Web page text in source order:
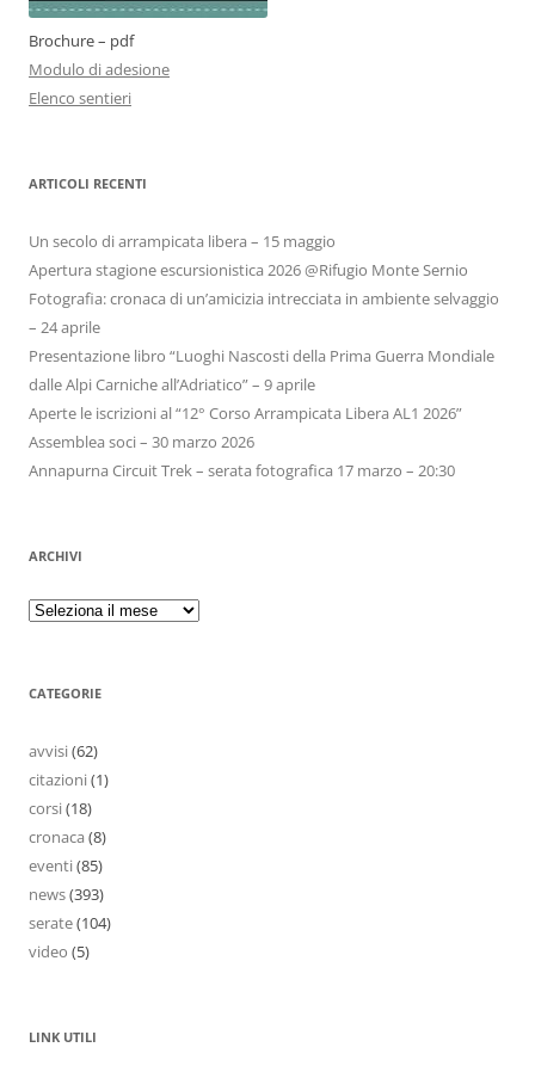
Brochure – pdf
Modulo di adesione
Elenco sentieri
ARTICOLI RECENTI
Un secolo di arrampicata libera – 15 maggio
Apertura stagione escursionistica 2026 @Rifugio Monte Sernio
Fotografia: cronaca di un’amicizia intrecciata in ambiente selvaggio
– 24 aprile
Presentazione libro “Luoghi Nascosti della Prima Guerra Mondiale
dalle Alpi Carniche all’Adriatico” – 9 aprile
Aperte le iscrizioni al “12° Corso Arrampicata Libera AL1 2026”
Assemblea soci – 30 marzo 2026
Annapurna Circuit Trek – serata fotografica 17 marzo – 20:30
ARCHIVI
CATEGORIE
avvisi(62)
citazioni(1)
corsi(18)
cronaca (8)
eventi(85)
news(393)
serate(104)
video (5)
LINK UTILI